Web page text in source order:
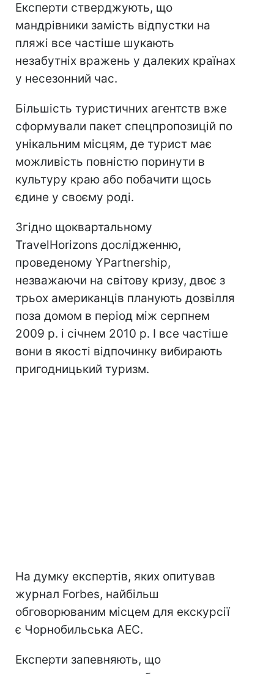
Експерти стверджують, що
мандрівники замість відпустки на
пляжі все частіше шукають
незабутніх вражень у далеких країнах
у несезонний час.
Більшість туристичних агентств вже
сформували пакет спецпропозицій по
унікальним місцям, де турист має
можливість повністю поринути в
культуру краю або побачити щось
єдине у своєму роді.
Згідно щоквартальному
TravelHorizons дослідженню,
проведеному YPartnership,
незважаючи на світову кризу, двоє з
трьох американців планують дозвілля
поза домом в період між серпнем
2009 р. і січнем 2010 р. І все частіше
вони в якості відпочинку вибирають
пригодницький туризм.
На думку експертів, яких опитував
журнал Forbes, найбільш
обговорюваним місцем для екскурсії
є Чорнобильська АЕС.
Експерти запевняють, що